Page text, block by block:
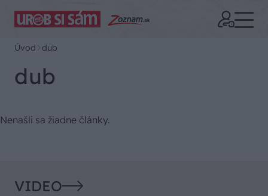
Úvod dub
dub
Nenašli sa žiadne články.
VIDEO